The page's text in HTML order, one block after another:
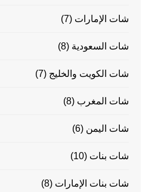
شات الإمارات (7)
شات السعودية (8)
شات الكويت والخليج (7)
شات المغرب (8)
شات اليمن (6)
شات بنات (10)
شات بنات الإمارات (8)